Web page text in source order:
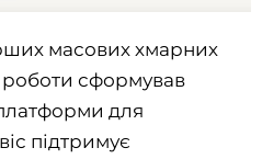
масових хмарних
роботи сформував
для
підтримує